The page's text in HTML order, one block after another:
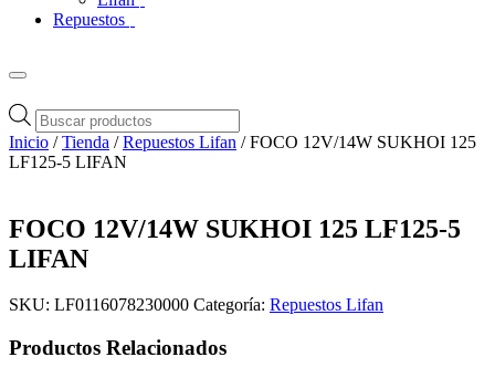
Repuestos
Búsqueda
de
productos
Inicio /Tienda /Repuestos Lifan / FOCO 12V/14W SUKHOI 125
LF125-5 LIFAN
FOCO 12V/14W SUKHOI 125 LF125-5
LIFAN
SKU: LF0116078230000 Categoría: Repuestos Lifan
Productos Relacionados